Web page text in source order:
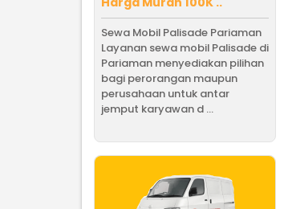
Sewa Mobil Palisade Pariaman
Layanan sewa mobil Palisade di
Pariaman menyediakan pilihan
bagi perorangan maupun
perusahaan untuk antar
jemput karyawan d ...